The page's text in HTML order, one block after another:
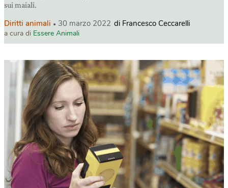
sui maiali.
Diritti animali 30 marzo 2022 di Francesco Ceccarelli
a cura di Essere Animali